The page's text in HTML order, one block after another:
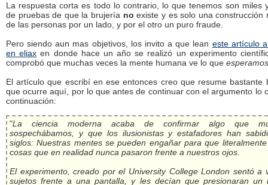
La respuesta corta es todo lo contrario, lo que tenemos son miles
de pruebas de que la brujería no existe y es solo una construcción
de las personas por un lado, y por el otro un puro fraude.
Pero siendo aun mas objetivos, los invito a que lean este artículo
en eliax en donde hace un año se realizó un experimento
comprobó que muchas veces la mente humana ve lo que
El artículo que escribí en ese entonces creo que resume bastante
que ocurre aquí, por lo que antes de continuar con el argumento lo
continuación:
"La ciencia moderna acaba de confirmar algo que
sospechábamos, y que los ilusionistas y estafadores han
siglos: Nuestras mentes se pueden engañar para que
cosas que en realidad nunca pasaron frente a nuestros ojos.
El experimento, creado por el University College London sentó a
sujetos frente a una pantalla, y les decían que presionaran un